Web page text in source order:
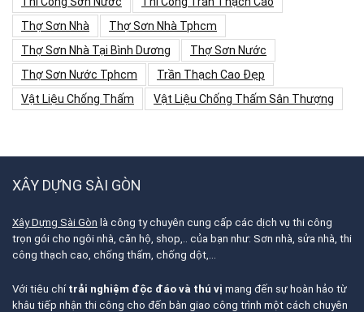
Thợ Sơn Nhà
Thợ Sơn Nhà Tphcm
Thợ Sơn Nhà Tại Bình Dương
Thợ Sơn Nước
Thợ Sơn Nước Tphcm
Trần Thạch Cao Đẹp
Vật Liệu Chống Thấm
Vật Liệu Chống Thấm Sân Thượng
XÂY DỰNG SÀI GÒN
Xây Dựng Sài Gòn là công ty chuyên cung cấp các dịch vụ thi công
trọn gói cho ngôi nhà, căn hộ, shop,.. của bạn như: Sơn nhà, sửa nhà, thi
công thạch cao, chống thấm, chống dột,…
Với tiêu chí trải nghiệm độc đáo và thú vị mang đến sự hoàn hảo từ
khâu tiếp nhận thi công cho đến bàn giao công trình một cách chuyên